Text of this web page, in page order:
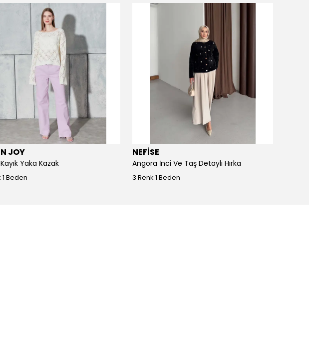
JOY
Yaka Kazak
1 Beden
NEFİSE
Angora İnci Ve Taş Detaylı Hırka
3 Renk 1 Beden